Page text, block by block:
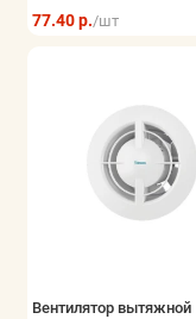
77.40 р./шт
Вентилятор вытяжной